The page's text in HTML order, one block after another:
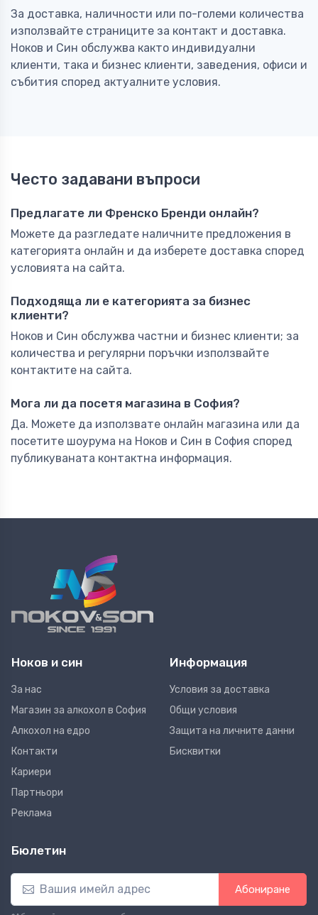
За доставка, наличности или по-големи количества
използвайте страниците за контакт и доставка.
Ноков и Син обслужва както индивидуални
клиенти, така и бизнес клиенти, заведения, офиси и
събития според актуалните условия.
Често задавани въпроси
Предлагате ли Френско Бренди онлайн?
Можете да разгледате наличните предложения в
категорията онлайн и да изберете доставка според
условията на сайта.
Подходяща ли е категорията за бизнес
клиенти?
Ноков и Син обслужва частни и бизнес клиенти; за
количества и регулярни поръчки използвайте
контактите на сайта.
Мога ли да посетя магазина в София?
Да. Можете да използвате онлайн магазина или да
посетите шоурума на Ноков и Син в София според
публикуваната контактна информация.
Ноков и син
За нас
Магазин за алкохол в София
Алкохол на едро
Контакти
Кариери
Партньори
Реклама
Информация
Условия за доставка
Общи условия
Защита на личните данни
Бисквитки
Бюлетин
Абониране